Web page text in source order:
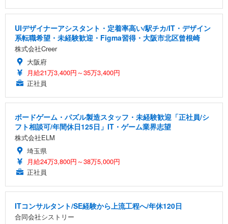
UIデザイナーアシスタント・定着率高い/駅チカ/IT・デザイン
系転職希望・未経験歓迎・Figma習得・大阪市北区曾根崎
株式会社Creer
大阪府
月給21万3,400円～35万3,400円
正社員
ボードゲーム・パズル製造スタッフ・未経験歓迎「正社員/シ
フト相談可/年間休日125日」IT・ゲーム業界志望
株式会社ELM
埼玉県
月給24万3,800円～38万5,000円
正社員
ITコンサルタント/SE経験から上流工程へ/年休120日
合同会社シストリー